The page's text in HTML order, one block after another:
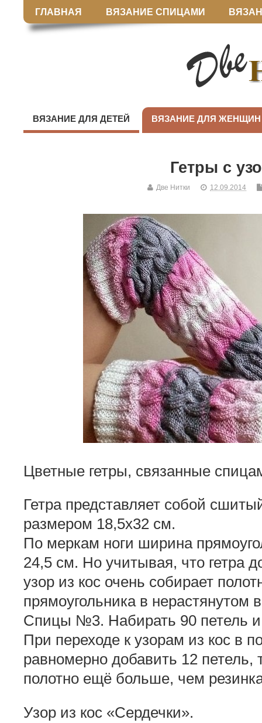
ГЛАВНАЯ ВЯЗАНИЕ СПИЦАМИ
ВЯЗАНИЕ ДЛЯ ДЕТЕЙ ВЯЗАНИЕ ДЛЯ ЖЕНЩИН
Гетры с
Две Нитки 12.09.2014
Цветные гетры, связанные
Гетра представляет собой
размером 18,5х32 см.
По меркам ноги ширина
24,5 см. Но учитывая, что гетра
узор из кос очень собирает
прямоугольника в нерастянутом
Спицы №3. Набирать 90 петель и
При переходе к узорам из кос в
равномерно добавить 12 петель,
полотно ещё больше, чем
Узор из кос «Сердечки».